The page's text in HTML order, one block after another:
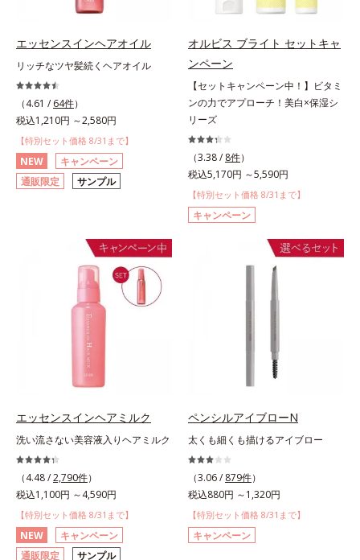
エッセンスインヘアオイル
リッチなツヤ髪続くヘアオイル
（4.61 / 64件）
税込1,210円 ～2,580円
【特別セット価格 8/31まで】
NEW
キャンペーン
通販限定
サンプル
オルビス ブライト セットキャ
ンペーン
【セットキャンペーン中！】ビタミ
ンの力でアプローチ！美白×保湿シ
リーズ
（3.38 / 8件）
税込5,170円 ～5,590円
【特別セット価格 8/31まで】
キャンペーン
エッセンスインヘアミルク
洗い流さない美容液入りヘアミルク
（4.48 /2,790件）
税込1,100円 ～4,590円
【特別セット価格 8/31まで】
NEW
キャンペーン
通販限定
サンプル
ペンシルアイブローN
太くも細くも描けるアイブロー
（3.06 / 879件）
税込880円 ～1,320円
【特別セット価格 8/31まで】
キャンペーン